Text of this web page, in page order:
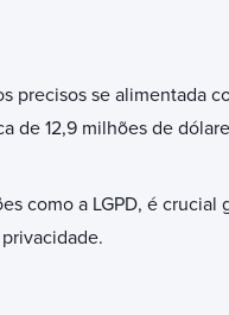
precisos se alimentada
de 12,9 milhões de
como a LGPD, é crucial